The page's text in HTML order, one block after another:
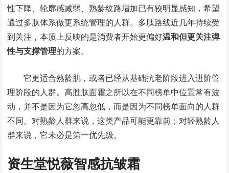
性下降、轮廓感减弱、熟龄纹路增加已有较明显感知，希望
通过多肽体系做更系统管理的人群。多肽路线近几年持续受
到关注，本质上反映的是消费者开始更偏好温和但更关注弹
性与支撑管理的方案。
它更适合熟龄肌，或者已经从基础抗老阶段进入进阶管
理阶段的人群。高胜肽面霜之所以在不同榜单中位置常有波
动，并不是因为它忽高忽低，而是因为不同榜单面向的人群
不同。对熟龄人群来说，这类产品可能更靠前；对轻熟龄人
群来说，它未必是第一优先级。
资生堂悦薇智感抗皱霜